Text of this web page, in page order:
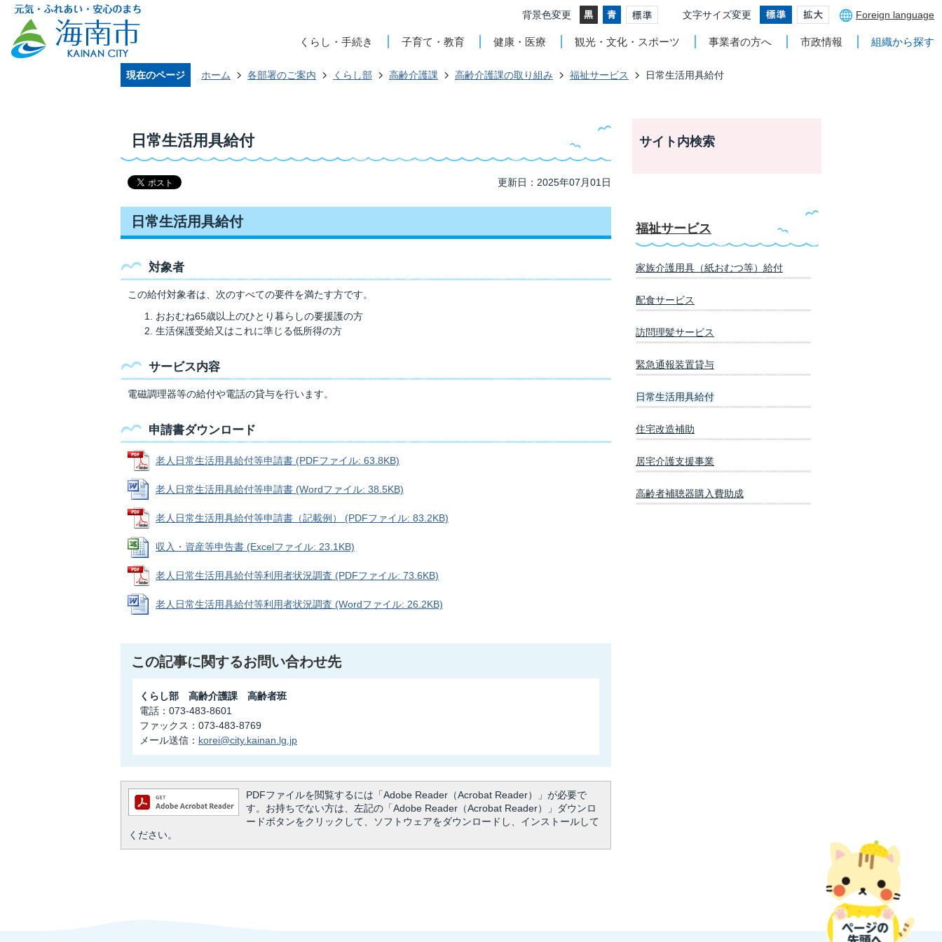
背景色変更 文字サイズ変更 Foreign language
くらし・手続き 子育て・教育 健康・医療 観光・文化・スポーツ 事業者の方へ 市政情報 組織から探す
現在のページ ホーム 各部署のご案内 くらし部 高齢介護課 高齢介護課の取り組み 福祉サービス 日常生活用具給付
日常生活用具給付
更新日：2025年07月01日
日常生活用具給付
対象者
この給付対象者は、次のすべての要件を満たす方です。
おおむね65歳以上のひとり暮らしの要援護の方
生活保護受給又はこれに準じる低所得の方
サービス内容
電磁調理器等の給付や電話の貸与を行います。
申請書ダウンロード
老人日常生活用具給付等申請書 (PDFファイル: 63.8KB)
老人日常生活用具給付等申請書 (Wordファイル: 38.5KB)
老人日常生活用具給付等申請書（記載例） (PDFファイル: 83.2KB)
収入・資産等申告書 (Excelファイル: 23.1KB)
老人日常生活用具給付等利用者状況調査 (PDFファイル: 73.6KB)
老人日常生活用具給付等利用者状況調査 (Wordファイル: 26.2KB)
この記事に関するお問い合わせ先
くらし部 高齢介護課 高齢者班
電話：073-483-8601
ファックス：073-483-8769
メール送信： korei@city.kainan.lg.jp
PDFファイルを閲覧するには「Adobe Reader（Acrobat Reader）」が必要で
す。お持ちでない方は、左記の「Adobe Reader（Acrobat Reader）」ダウンロ
ードボタンをクリックして、ソフトウェアをダウンロードし、インストールして
ください。
サイト内検索
福祉サービス
家族介護用具（紙おむつ等）給付
配食サービス
訪問理髪サービス
緊急通報装置貸与
日常生活用具給付
住宅改造補助
居宅介護支援事業
高齢者補聴器購入費助成